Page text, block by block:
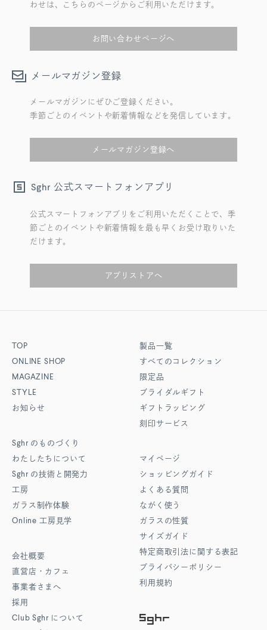
わせは、こちらのページからご利用いただけます。
お問い合わせページへ
メールマガジン登録
メールマガジンにぜひご登録ください。
季節ごとのイベントや新着情報などを発信しています。
メールマガジン登録へ
Sghr 公式スマートフォンアプリ
公式スマートフォンアプリをご利用いただくことで、季
節ごとのイベントや新着情報を最も早くお受け取りいた
だけます。
アプリストアへ
TOP
ONLINE SHOP
MAGAZINE
STYLE
お知らせ
Sghr のものづくり
わたしたちについて
Sghr の技術と開発力
工房
ガラス制作体験
Online 工房見学
会社概要
直営店・カフェ
事業者さまへ
採用
Club Sghr について
製品一覧
すべてのコレクション
限定品
ブライダルギフト
ギフトラッピング
刻印サービス
マイページ
ショッピングガイド
よくある質問
ながく使う
ガラスの性質
サイズガイド
特定商取引法に関する表記
プライバシーポリシー
利用規約